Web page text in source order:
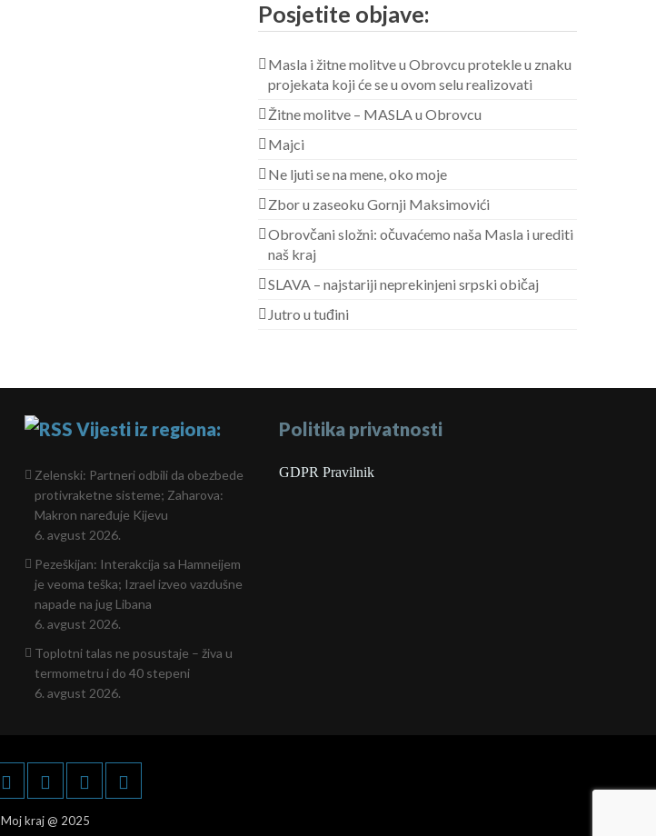
Posjetite objave:
Masla i žitne molitve u Obrovcu protekle u znaku
projekata koji će se u ovom selu realizovati
Žitne molitve – MASLA u Obrovcu
Majci
Ne ljuti se na mene, oko moje
Zbor u zaseoku Gornji Maksimovići
Obrovčani složni: očuvaćemo naša Masla i urediti
naš kraj
SLAVA – najstariji neprekinjeni srpski običaj
Jutro u tuđini
Vijesti iz regiona:
Zelenski: Partneri odbili da obezbede
protivraketne sisteme; Zaharova:
Makron naređuje Kijevu
6. avgust 2026.
Pezeškijan: Interakcija sa Hamneijem
je veoma teška; Izrael izveo vazdušne
napade na jug Libana
6. avgust 2026.
Toplotni talas ne posustaje – živa u
termometru i do 40 stepeni
6. avgust 2026.
Politika privatnosti
GDPR Pravilnik
Moj kraj @ 2025